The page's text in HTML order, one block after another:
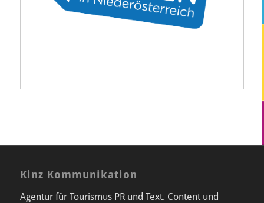
Kinz Kommunikation
Agentur für Tourismus PR und Text. Content und